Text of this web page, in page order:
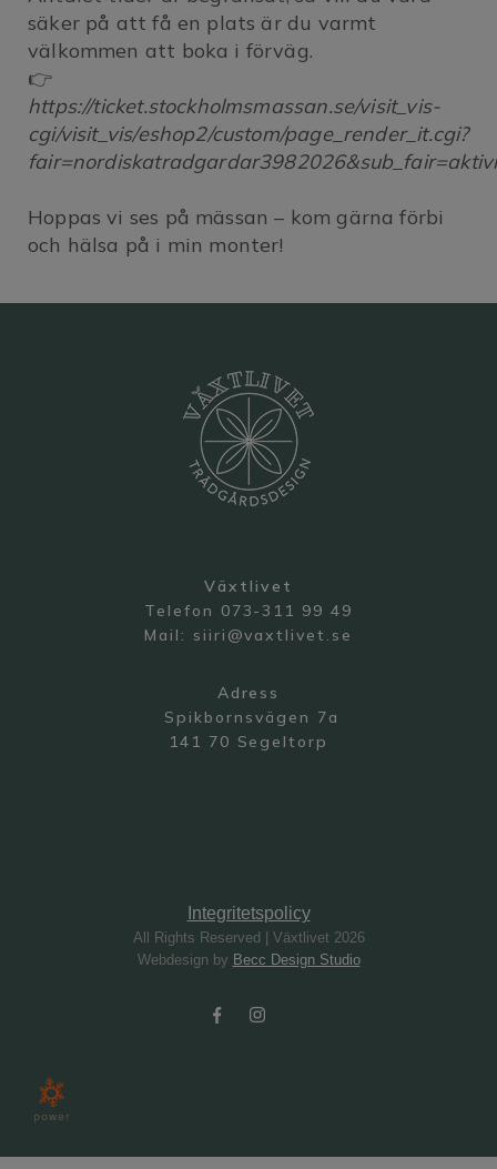
säker på att få en plats är du varmt
välkommen att boka i förväg.
👉
https://ticket.stockholmsmassan.se/visit_vis-
cgi/visit_vis/eshop2/custom/page_render_it.cgi?
Hoppas vi ses på mässan – kom gärna förbi
och hälsa på i min monter!
Växtlivet
Telefon 073-311 99 49
Mail: siiri@vaxtlivet.se
Adress
Spikbornsvägen 7a
141 70 Segeltorp
Integritetspolicy
All Rights Reserved | Växtlivet 2026
Webdesign by Becc Design Studio